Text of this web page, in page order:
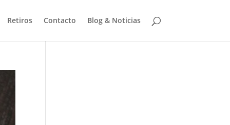
Retiros Contacto Blog & Noticias